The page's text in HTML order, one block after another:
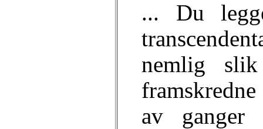
... Du
nemlig
av ganger